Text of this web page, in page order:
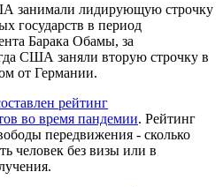
занимали лидирующую строчку
государств в период
Барака Обамы, за
США заняли вторую строчку в
от Германии.
рейтинг
во время пандемии. Рейтинг
передвижения - сколько
человек без визы или в